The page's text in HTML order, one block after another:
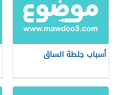
أسباب جلطة الساق